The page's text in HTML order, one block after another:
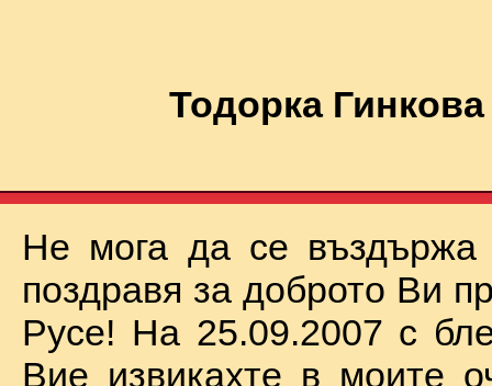
Тодорка
Не мога да се
поздравя за доброто Ви
Русе! На 25.09.2007 с
Вие извикахте в моите